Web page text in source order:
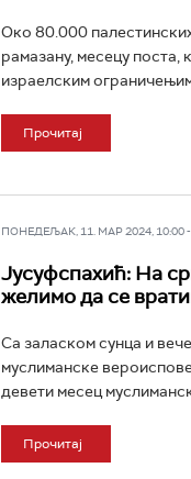
Око 80.000
рамазану, месецу поста,
израелским
Прочитај
ПОНЕДЕЉАК, 11. МАР 2024, 10:00 -
Јусуфспахић: На
желимо да се
Са заласком сунца и
муслиманске
девети месец
Прочитај